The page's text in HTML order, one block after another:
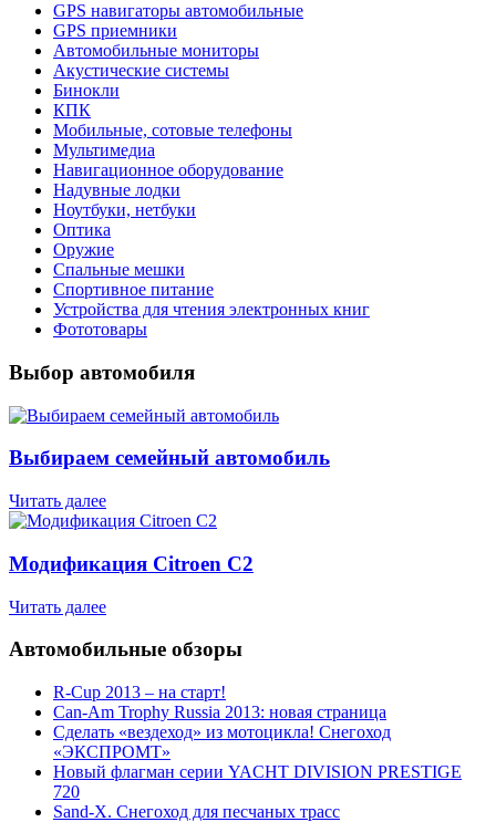
GPS навигаторы автомобильные
GPS приемники
Автомобильные мониторы
Акустические системы
Бинокли
КПК
Мобильные, сотовые телефоны
Мультимедиа
Навигационное оборудование
Надувные лодки
Ноутбуки, нетбуки
Оптика
Оружие
Спальные мешки
Спортивное питание
Устройства для чтения электронных книг
Фототовары
Выбор автомобиля
Выбираем семейный автомобиль
Читать далее
Модификация Citroen С2
Читать далее
Автомобильные обзоры
R-Cup 2013 – на старт!
Can-Am Trophy Russia 2013: новая страница
Сделать «вездеход» из мотоцикла! Снегоход
«ЭКСПРОМТ»
Новый флагман серии YACHT DIVISION PRESTIGE
720
Sand-X. Снегоход для песчаных трасс